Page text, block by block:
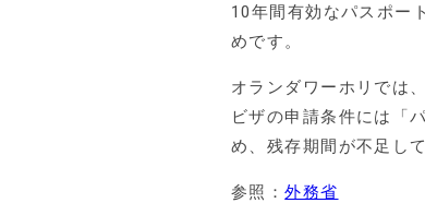
10年間有効なパスポー
めです。
オランダワーホリでは
ビザの申請条件には「
め、残存期間が不足し
参照：外務省